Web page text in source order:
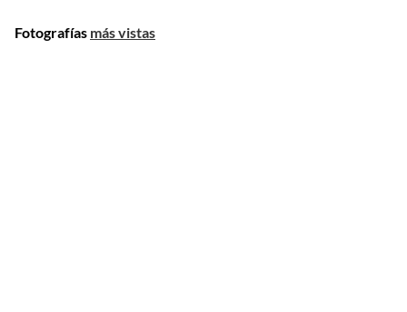
Fotografías más vistas